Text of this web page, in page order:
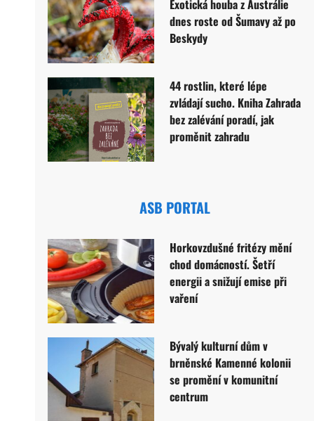
Exotická houba z Austrálie
dnes roste od Šumavy až po
Beskydy
44 rostlin, které lépe
zvládají sucho. Kniha Zahrada
bez zalévání poradí, jak
proměnit zahradu
ASB PORTAL
Horkovzdušné fritézy mění
chod domácností. Šetří
energii a snižují emise při
vaření
Bývalý kulturní dům v
brněnské Kamenné kolonii
se promění v komunitní
centrum